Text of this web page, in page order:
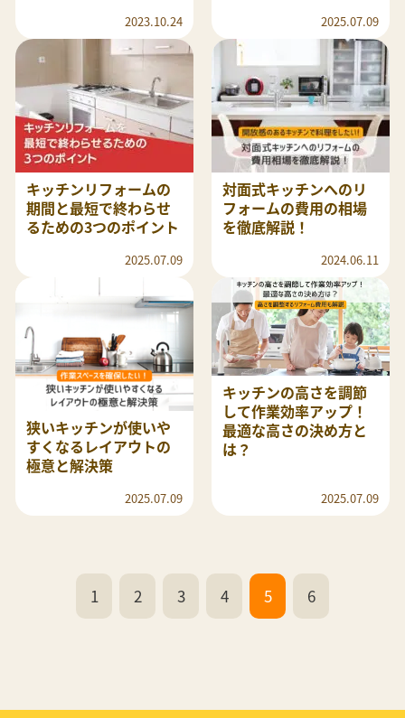
2023.10.24 2025.07.09
キッチンリフォームの
期間と最短で終わらせ
るための3つのポイント
2025.07.09
対面式キッチンへのリ
フォームの費用の相場
を徹底解説！
2024.06.11
狭いキッチンが使いや
すくなるレイアウトの
極意と解決策
2025.07.09
キッチンの高さを調節
して作業効率アップ！
最適な高さの決め方と
は？
2025.07.09
1 2 3 4 5 6